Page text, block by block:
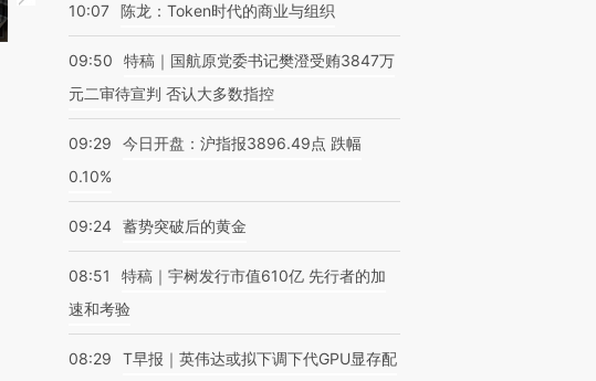
术：是什么让中产们甘
粒摇头丸 尿检体内含3种
10:07 陈龙：Token时代的商业与组织
09:50
特稿｜国航原党委书记樊澄受贿3847万
元二审待宣判 否认大多数指控
09:29
今日开盘：沪指报3896.49点 跌幅
0.10%
09:24 蓄势突破后的黄金
08:51
特稿｜宇树发行市值610亿 先行者的加
速和考验
08:29
T早报｜英伟达或拟下调下代GPU显存配